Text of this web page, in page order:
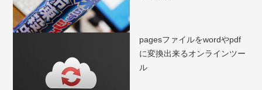
pagesファイルをwordやpdf
に変換出来るオンラインツー
ル